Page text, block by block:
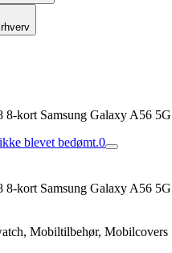
8-kort Samsung Galaxy A56
blevet bedømt.0
8-kort Samsung Galaxy A56
Mobiltilbehør, Mobilcovers